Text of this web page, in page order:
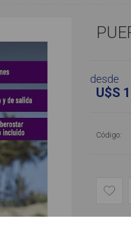
desde
U$S
Código: